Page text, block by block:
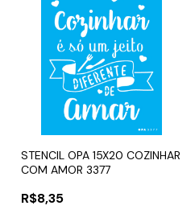
STENCIL OPA 15X20 COZINHAR
COM AMOR 3377
R$8,35